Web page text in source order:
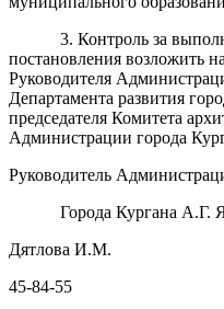
3. Контроль за
постановления возложить
Руководителя
Департамента развития
председателя Комитета
Администрации города
Руководитель
Города Кургана А.Г.
Дятлова И.М.
45-84-55